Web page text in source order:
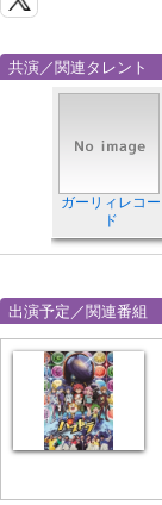
共演／関連タレント
ガーリィレコー
ド
出演予定／関連番組